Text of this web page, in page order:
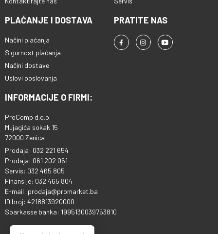
PLAĆANJE I DOSTAVA
Načini plaćanja
Sigurnost plaćanja
Načini dostave
Uslovi poslovanja
PRATITE NAS
INFORMACIJE O FIRMI:
ProComp d.o.o.
Mujagića sokak 15
72000 Zenica
Prodaja: 032 221 654
Prodaja: 061 202 061
Servis: 032 465 805
Finansije: 032 465 804
E-mail: prodaja@promarket.ba
ID broj: 4218813920000
Sparkasse banka: 1995130039753810